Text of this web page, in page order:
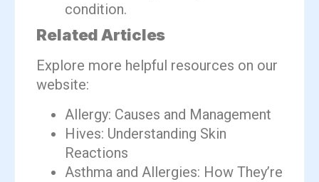
condition.
Related Articles
Explore more helpful resources on our
website:
Allergy: Causes and Management
Hives: Understanding Skin
Reactions
Asthma and Allergies: How They’re